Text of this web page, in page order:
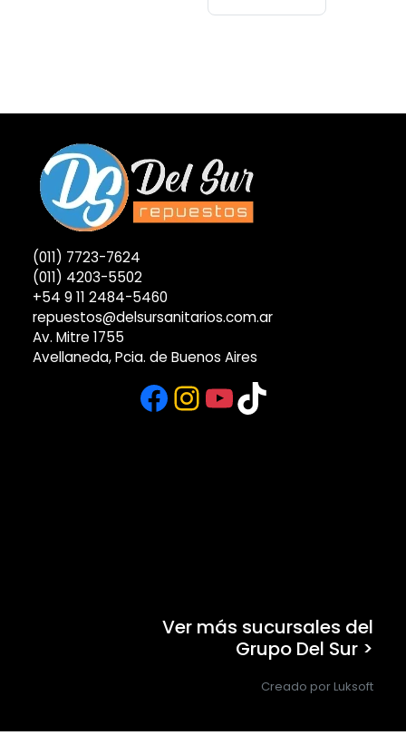
(011) 7723-7624
(011) 4203-5502
+54 9 11 2484-5460
repuestos@delsursanitarios.com.ar
Av. Mitre 1755
Avellaneda, Pcia. de Buenos Aires
Facebook
Instagram
YouTube
TikTok
Ver más sucursales del
Grupo Del Sur >
Creado por Luksoft